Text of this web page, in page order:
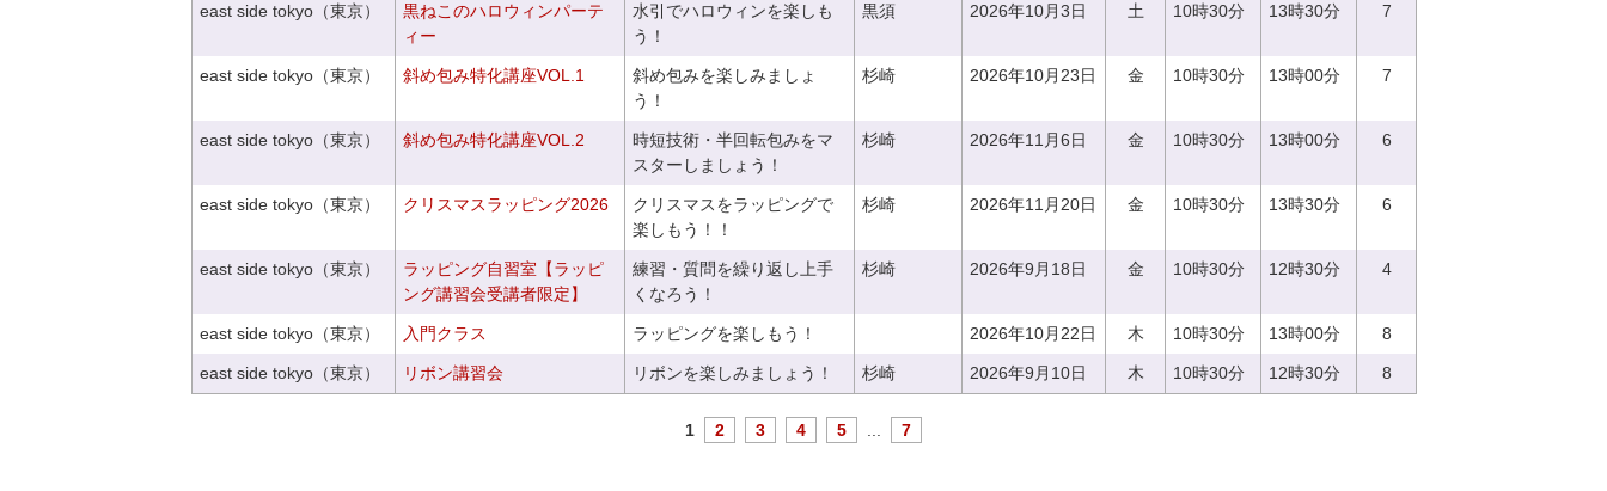
east side tokyo（東京）
黒ねこのハロウィンパーテ
ィー
水引でハロウィンを楽しも
う！
黒須 2026年10月3日 土 10時30分 13時30分 7
east side tokyo（東京） 斜め包み特化講座VOL.1
斜め包みを楽しみましょ
う！
杉崎 2026年10月23日 金 10時30分 13時00分 7
east side tokyo（東京） 斜め包み特化講座VOL.2
時短技術・半回転包みをマ
スターしましょう！
杉崎 2026年11月6日 金 10時30分 13時00分 6
east side tokyo（東京） クリスマスラッピング2026
クリスマスをラッピングで
楽しもう！！
杉崎 2026年11月20日 金 10時30分 13時30分 6
east side tokyo（東京）
ラッピング自習室【ラッピ
ング講習会受講者限定】
練習・質問を繰り返し上手
くなろう！
杉崎 2026年9月18日 金 10時30分 12時30分 4
east side tokyo（東京） 入門クラス ラッピングを楽しもう！ 2026年10月22日 木 10時30分 13時00分 8
east side tokyo（東京） リボン講習会 リボンを楽しみましょう！ 杉崎 2026年9月10日 木 10時30分 12時30分 8
1 2 3 4 5 7